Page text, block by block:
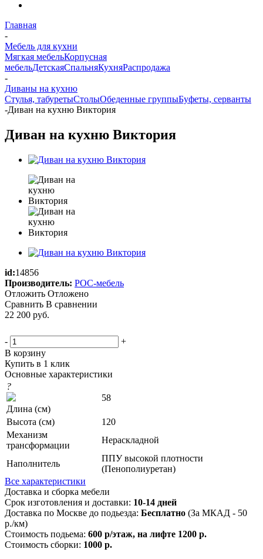
Главная
-
Мебель для кухни
Мягкая мебельКорпусная
мебельДетскаяСпальняКухняРаспродажа
-
Диваны на кухню
Стулья, табуретыСтолыОбеденные группыБуфеты, серванты
-Диван на кухню Виктория
Диван на кухню Виктория
id:14856
Производитель: РОС-мебель
Отложить Отложено
Сравнить В сравнении
22 200 руб.
-
+
В корзину
Купить в 1 клик
Основные характеристики
?
Длина (см)
58
Высота (см)
120
Механизм
трансформации
Нераскладной
Наполнитель
ППУ высокой плотности
(Пенополиуретан)
Все характеристики
Доставка и сборка мебели
Срок изготовления и доставки: 10-14 дней
Доставка по Москве до подьезда: Бесплатно (За МКАД - 50
р./км)
Стоимость подьема: 600 р/этаж, на лифте 1200 р.
Стоимость сборки: 1000 р.